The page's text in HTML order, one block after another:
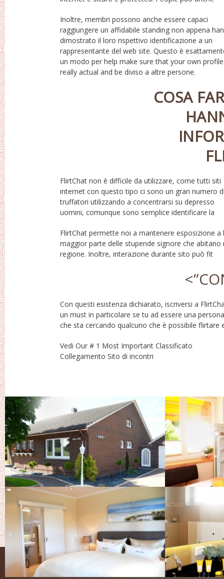
Inoltre, membri possono anche essere capaci
raggiungere un affidabile standing non appena
dimostrato il loro rispettivo identificazione a un
rappresentante del web site. Questo è
un modo per help make sure that your own
really actual and be diviso a altre persone.
Finalmente, c’è una cassaforte impostazione quello
può ti permetto di entrare in contatto con i
chi basta un affidabile stato. If you’re additional un
utente pagante, allora hai la scelta di
COSA
FlirtChat non è difficile da utilizzare, come tutti siti
internet con questo tipo ci sono un gran numero
truffatori utilizzando a concentrarsi su depresso
uomini, comunque sono semplice identificare la
maggior parte la quantità di tempo. Ho avuto risultati
e organizzato un appuntamento con un
FlirtChat permette noi a mantenere esposizione a
maggior parte delle stupende signore che abitano
regione. Inoltre, interazione durante sito può fit
intorno a chiunque orario da troverai bacheche! â
Con questi esistenza dichiarato, iscriversi a
un must in particolare se tu ad essere una persona
che sta cercando qualcuno che è possibile flirtare
parlare con. Dovresti preoccuparti di
protezione perché FlirtChat prende queste cose
Vedi Our # 1 Most Important Classificato
Collegamento Sito di incontri